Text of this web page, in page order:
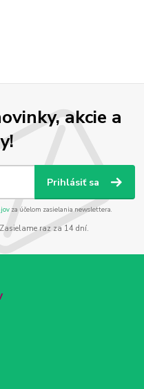
akcie a
Prihlásiť sa
za účelom zasielania newslettera.
raz za 14 dní.